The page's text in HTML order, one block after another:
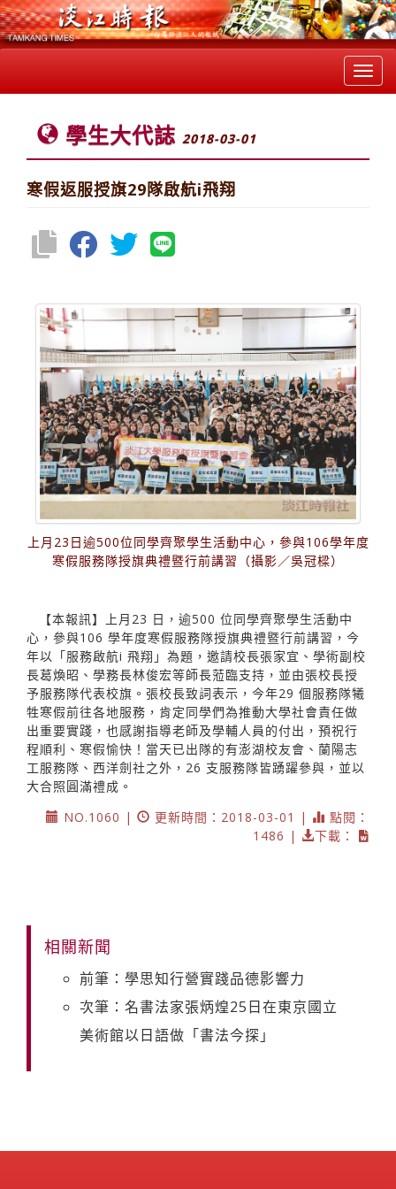
學生大代誌 2018-03-01
寒假返服授旗29隊啟航i飛翔
上月23日逾500位同學齊聚學生活動中心，參與106學年度
寒假服務隊授旗典禮暨行前講習（攝影／吳冠樑）
【本報訊】上月23 日，逾500 位同學齊聚學生活動中
心，參與106 學年度寒假服務隊授旗典禮暨行前講習，今
年以「服務啟航i 飛翔」為題，邀請校長張家宜、學術副校
長葛煥昭、學務長林俊宏等師長蒞臨支持，並由張校長授
予服務隊代表校旗。張校長致詞表示，今年29 個服務隊犧
牲寒假前往各地服務，肯定同學們為推動大學社會責任做
出重要實踐，也感謝指導老師及學輔人員的付出，預祝行
程順利、寒假愉快！當天已出隊的有澎湖校友會、蘭陽志
工服務隊、西洋劍社之外，26 支服務隊皆踴躍參與，並以
大合照圓滿禮成。
NO.1060 |
更新時間：2018-03-01 |
點閱：
1486 |
下載：
相關新聞
前筆：學思知行營實踐品德影響力
次筆：名書法家張炳煌25日在東京國立
美術館以日語做「書法今探」